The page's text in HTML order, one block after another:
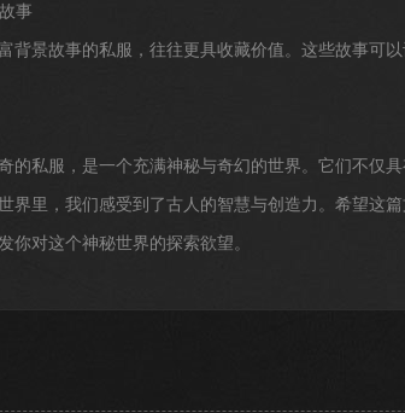
事
背景故事的私服，往往更具收藏价值。这些故事可
的私服，是一个充满神秘与奇幻的世界。它们不仅
界里，我们感受到了古人的智慧与创造力。希望这
你对这个神秘世界的探索欲望。